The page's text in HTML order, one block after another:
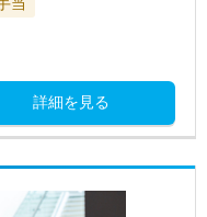
当
詳細を見る